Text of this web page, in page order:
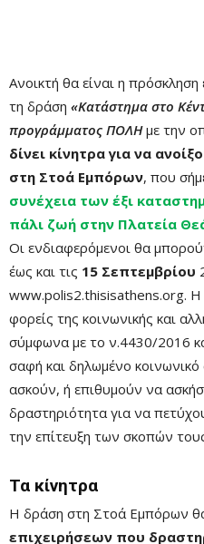
Ανοικτή θα είναι η
τη δράση «Κατάστημα στο
προγράμματος ΠΟΛΗμε την
δίνει κίνητρα για να
στη Στοά Εμπόρων, που
συνέχεια των έξι
πάλι ζωή στην Πλατεία
Οι ενδιαφερόμενοι θα
έως και τις 15 Σεπτεμβρίου
www.polis2.thisisathens.org.
φορείς της κοινωνικής και
σύμφωνα με το ν.4430/2016
σαφή και δηλωμένο κοινωνικό
ασκούν, ή επιθυμούν να
δραστηριότητα για να
την επίτευξη των σκοπών
Τα κίνητρα
Η δράση στη Στοά Εμπόρων θα
επιχειρήσεων που